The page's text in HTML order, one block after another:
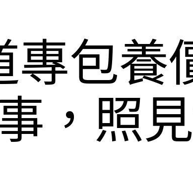
專包養
，照